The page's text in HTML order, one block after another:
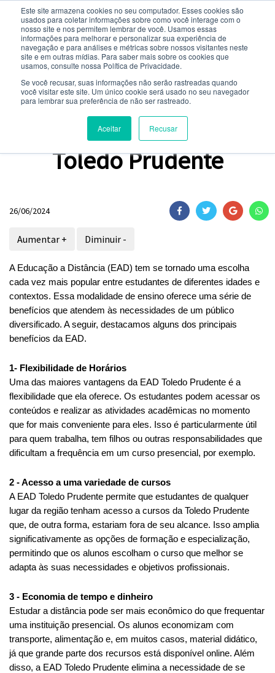
Este site armazena cookies no seu computador. Esses cookies são
usados ​​para coletar informações sobre como você interage com o
nosso site e nos permitem lembrar de você. Usamos essas
informações para melhorar e personalizar sua experiência de
navegação e para análises e métricas sobre nossos visitantes neste
site e em outras mídias. Para saber mais sobre os cookies que
usamos, consulte nossa Política de Privacidade.
Se você recusar, suas informações não serão rastreadas quando
você visitar este site. Um único cookie será usado no seu navegador
para lembrar sua preferência de não ser rastreado.
Aceitar Recusar
NOTÍCIAS
OPINIÃO
7 motivos para fazer EAD
Toledo Prudente
26/06/2024
Aumentar + Diminuir -
A Educação a Distância (EAD) tem se tornado uma escolha
cada vez mais popular entre estudantes de diferentes idades e
contextos. Essa modalidade de ensino oferece uma série de
benefícios que atendem às necessidades de um público
diversificado. A seguir, destacamos alguns dos principais
benefícios da EAD.
1- Flexibilidade de Horários
Uma das maiores vantagens da EAD Toledo Prudente é a
flexibilidade que ela oferece. Os estudantes podem acessar os
conteúdos e realizar as atividades acadêmicas no momento
que for mais conveniente para eles. Isso é particularmente útil
para quem trabalha, tem filhos ou outras responsabilidades que
dificultam a frequência em um curso presencial, por exemplo.
2 - Acesso a uma variedade de cursos
A EAD Toledo Prudente permite que estudantes de qualquer
lugar da região tenham acesso a cursos da Toledo Prudente
que, de outra forma, estariam fora de seu alcance. Isso amplia
significativamente as opções de formação e especialização,
permitindo que os alunos escolham o curso que melhor se
adapta às suas necessidades e objetivos profissionais.
3 - Economia de tempo e dinheiro
Estudar a distância pode ser mais econômico do que frequentar
uma instituição presencial. Os alunos economizam com
transporte, alimentação e, em muitos casos, material didático,
já que grande parte dos recursos está disponível online. Além
disso, a EAD Toledo Prudente elimina a necessidade de se